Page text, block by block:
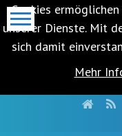
Cookies
unserer Dienste. Mit
sich damit
Mehr
HOME